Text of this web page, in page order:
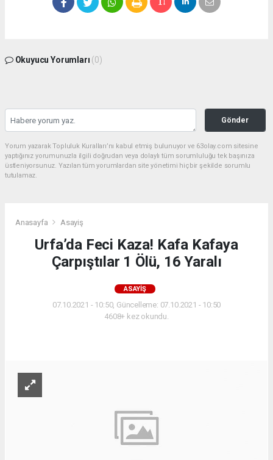
Okuyucu Yorumları (0)
Gönder
Yorum yazarak Topluluk Kuralları’nı kabul etmiş bulunuyor ve 63olay.com sitesine
yaptığınız yorumunuzla ilgili doğrudan veya dolaylı tüm sorumluluğu tek başınıza
üstleniyorsunuz. Yazılan tüm yorumlardan site yönetimi hiçbir şekilde sorumlu
tutulamaz.
Anasayfa Asayiş
Urfa’da Feci Kaza! Kafa Kafaya
Çarpıştılar 1 Ölü, 16 Yaralı
ASAYIŞ
07.10.2021 - 10:50, Güncelleme: 07.10.2021 - 10:50
4608+ kez okundu.